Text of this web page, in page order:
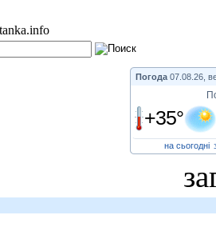
Погода 07.08.26,
+35°
на сьогодні